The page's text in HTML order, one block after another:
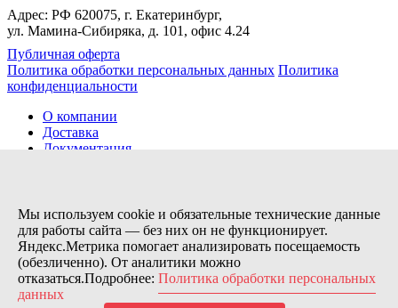
Адрес: РФ 620075, г. Екатеринбург,
ул. Мамина-Сибиряка, д. 101, офис 4.24
Публичная оферта
Политика обработки персональных данных Политика
конфиденциальности
О компании
Доставка
Документация
Контакты
Заказов сегодня / Всего
58
11133
Нас можно найти тут:
Мы используем cookie и обязательные технические данные
для работы сайта — без них он не функционирует.
Яндекс.Метрика помогает анализировать посещаемость
(обезличенно). От аналитики можно
отказаться.Подробнее: Политика обработки персональных
данных